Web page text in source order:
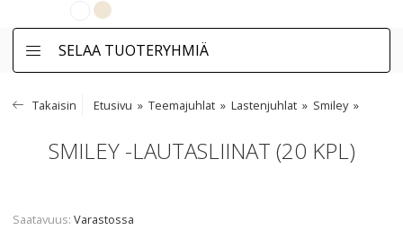
SELAA TUOTERYHMIÄ
Takaisin Etusivu Teemajuhlat Lastenjuhlat Smiley
SMILEY -LAUTASLIINAT (20 KPL)
Saatavuus Varastossa